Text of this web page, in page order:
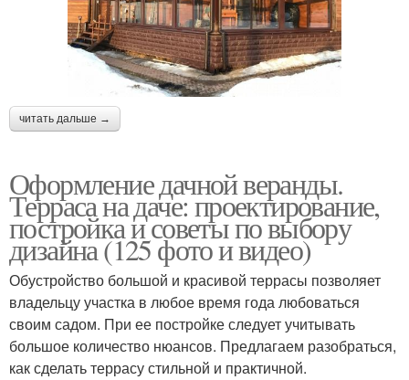
читать дальше →
Оформление дачной веранды.
Терраса на даче: проектирование,
постройка и советы по выбору
дизайна (125 фото и видео)
Обустройство большой и красивой террасы позволяет
владельцу участка в любое время года любоваться
своим садом. При ее постройке следует учитывать
большое количество нюансов. Предлагаем разобраться,
как сделать террасу стильной и практичной.